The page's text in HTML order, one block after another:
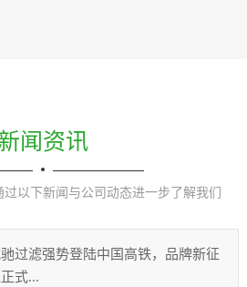
闻资讯
以下新闻与公司动态进一步了解我们
过滤强势登陆中国高铁，品牌新征
式...